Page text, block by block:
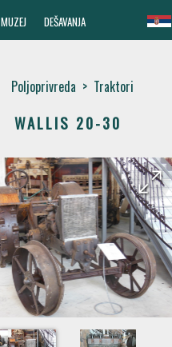
MUZEJ DEŠAVANJA
Poljoprivreda > Traktori
WALLIS 20-30
arrow_back
arrow_forward